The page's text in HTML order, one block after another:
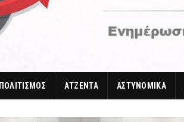
ΠΟΛΙΤΙΣΜΟΣ ΑΤΖΕΝΤΑ ΑΣΤΥΝΟΜΙΚΑ